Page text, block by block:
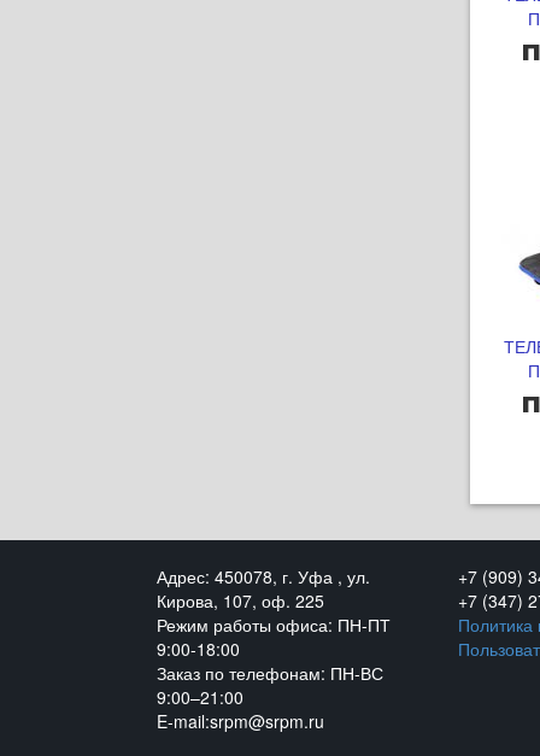
Адрес: 450078, г. Уфа , ул.
Кирова, 107, оф. 225
Режим работы офиса: ПН-ПТ
9:00-18:00
Заказ по телефонам: ПН-ВС
9:00–21:00
E-mail:srpm@srpm.ru
+7 (909)
+7 (347)